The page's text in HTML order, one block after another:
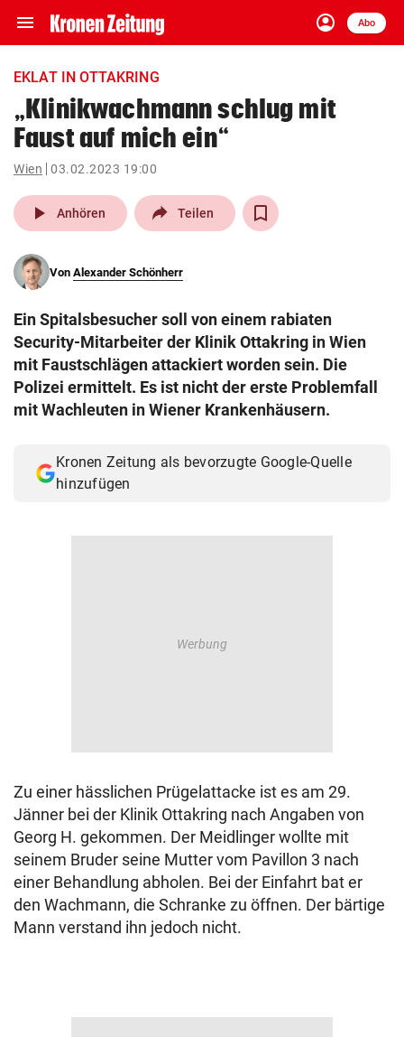
menu Navigation
ein-/ausklappen
account_circle
Anmelden
Abo
close Schließen
account_circle Anmelden
pin_drop
Wien arrow_right
search
eingeben
EKLAT IN OTTAKRING
„Klinikwachmann schlug mit
Faust auf mich ein“
Wien 03.02.2023 19:00
play_arrow Anhören Teilen
Von Alexander Schönherr
Ein Spitalsbesucher soll von einem rabiaten
Security-Mitarbeiter der Klinik Ottakring in Wien
mit Faustschlägen attackiert worden sein. Die
Polizei ermittelt. Es ist nicht der erste Problemfall
mit Wachleuten in Wiener Krankenhäusern.
Kronen Zeitung als bevorzugte Google-Quelle
hinzufügen
Zu einer hässlichen Prügelattacke ist es am 29.
Jänner bei der Klinik Ottakring nach Angaben von
Georg H. gekommen. Der Meidlinger wollte mit
seinem Bruder seine Mutter vom Pavillon 3 nach
einer Behandlung abholen. Bei der Einfahrt bat er
den Wachmann, die Schranke zu öffnen. Der bärtige
Mann verstand ihn jedoch nicht.